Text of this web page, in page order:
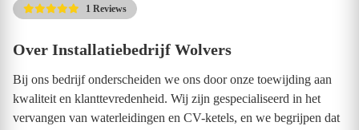
1 Reviews
Over Installatiebedrijf Wolvers
Bij ons bedrijf onderscheiden we ons door onze toewijding aan
kwaliteit en klanttevredenheid. Wij zijn gespecialiseerd in het
vervangen van waterleidingen en CV-ketels, en we begrijpen dat